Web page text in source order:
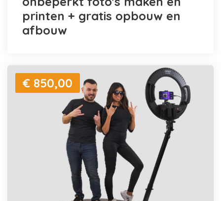
printen + gratis opbouw en
afbouw
€ 850,00